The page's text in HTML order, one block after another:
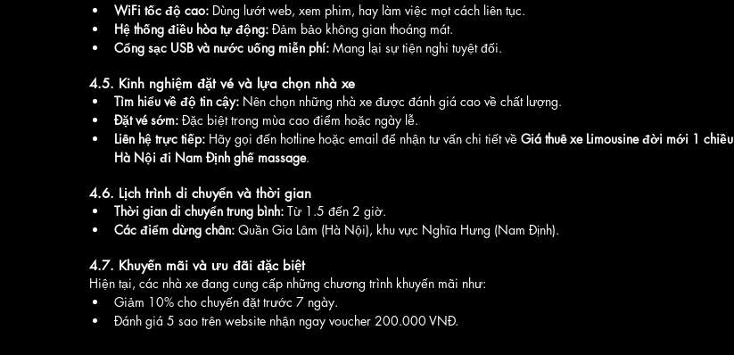
WiFi tốc độ cao: Dùng lướt web, xem phim, hay làm việc mọt cách liên tục.
Hệ thống điều hòa tự động: Đảm bảo không gian thoáng mát.
Cổng sạc USB và nước uống miễn phí: Mang lại sự tiện nghi tuyệt đối.
4.5. Kinh nghiệm đặt vé và lựa chọn nhà xe
Tìm hiểu về độ tin cậy: Nên chọn những nhà xe được đánh giá cao về chất lượng.
Đặt vé sớm: Đặc biệt trong mùa cao điểm hoặc ngày lễ.
Liên hệ trực tiếp: Hãy gọi đến hotline hoặc email để nhận tư vấn chi tiết về Giá thuê xe Limousine đời mới 1 chiều
Hà Nội đi Nam Định ghế massage.
4.6. Lịch trình di chuyển và thời gian
Thời gian di chuyển trung bình: Từ 1.5 đến 2 giờ.
Các điểm dừng chân: Quần Gia Lâm (Hà Nội), khu vực Nghĩa Hưng (Nam Định).
4.7. Khuyến mãi và ưu đãi đặc biệt
Hiện tại, các nhà xe đang cung cấp những chương trình khuyến mãi như:
Giảm 10% cho chuyến đặt trước 7 ngày.
Đánh giá 5 sao trên website nhận ngay voucher 200.000 VNĐ.